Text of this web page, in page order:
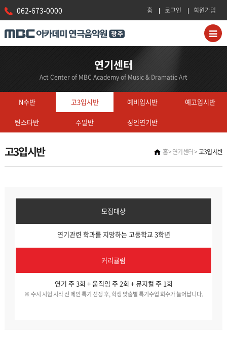
062-673-0000 홈 로그인 회원가입
연기센터
Act Center of MBC Academy of Music & Dramatic Art
N수반 고3입시반 예비입시반 예고입시반
틴스타반 주말반 성인연기반
고3입시반 홈 연기센터 고3입시반
모집대상
연기관련 학과를 지망하는 고등학교 3학년
커리큘럼
연기 주 3회 + 움직임 주 2회 + 뮤지컬 주 1회
※ 수시 시험 시작 전 메인 특기 선정 후, 학생 맞춤별 특기수업 회수가 늘어납니다.